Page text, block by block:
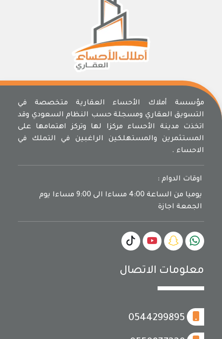
مؤسسة أملاك الأحساء العقارية متخصصة في
التسويق العقاري ومسجلة حسب النظام السعودي وقد
اتخذت مدينة الأحساء مركزا لها وتركز اهتمامها على
المستثمرين والمستهلكين الراغبين في التملك في
الاحساء .
اوقات الدوام :
يوميا من الساعة 4:00 مساءا الى 9:00 مساءا يوم
الجمعة اجازة
معلومات الاتصال
0544299895